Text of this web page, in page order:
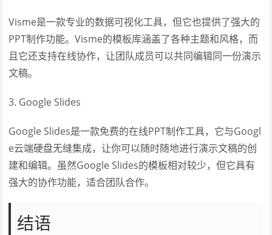
Visme是一款专业的数据可视化工具，但它也提供了强大的
PPT制作功能。Visme的模板库涵盖了各种主题和风格，而
且它还支持在线协作，让团队成员可以共同编辑同一份演示
文稿。
3. Google Slides
Google Slides是一款免费的在线PPT制作工具，它与Googl
e云端硬盘无缝集成，让你可以随时随地进行演示文稿的创
建和编辑。虽然Google Slides的模板相对较少，但它具有
强大的协作功能，适合团队合作。
结语